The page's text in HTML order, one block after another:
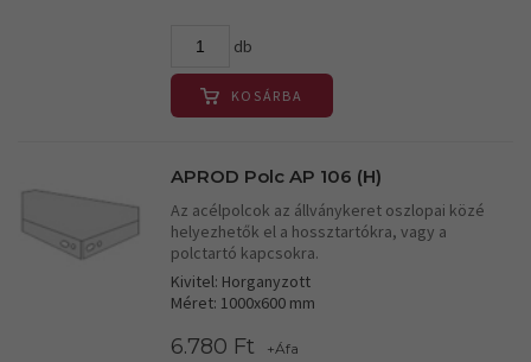
db
KOSÁRBA
APROD Polc AP 106 (H)
Az acélpolcok az állványkeret oszlopai közé
helyezhetők el a hossztartókra, vagy a
polctartó kapcsokra.
Kivitel: Horganyzott
Méret: 1000x600 mm
6.780 Ft +Áfa